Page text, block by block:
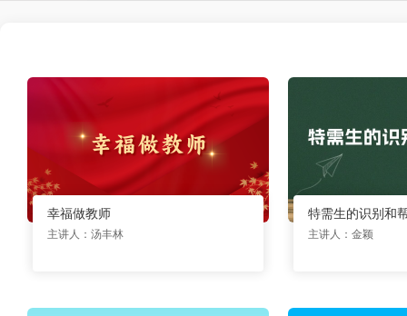
幸福做教师
主讲人：汤丰林
特需生的识别和
主讲人：金颖